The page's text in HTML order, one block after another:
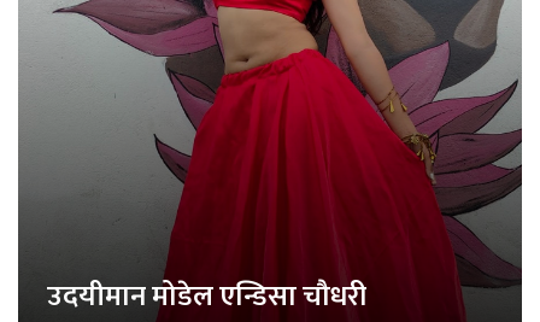
उदयीमान मोडेल एन्डिसा चौधरी